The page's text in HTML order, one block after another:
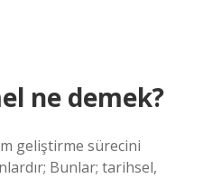
ne demek?
geliştirme sürecini
Bunlar; tarihsel,